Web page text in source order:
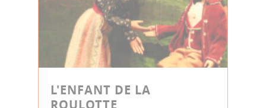
L'ENFANT DE LA
ROULOTTE